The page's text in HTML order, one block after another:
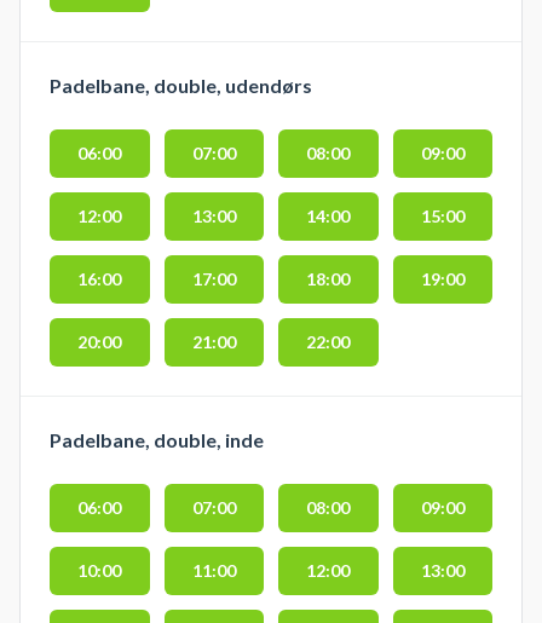
Padelbane, double, udendørs
06:00 07:00 08:00 09:00
12:00 13:00 14:00 15:00
16:00 17:00 18:00 19:00
20:00 21:00 22:00
Padelbane, double, inde
06:00 07:00 08:00 09:00
10:00 11:00 12:00 13:00